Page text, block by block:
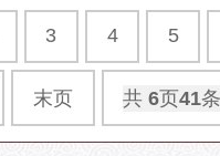
3 4 5
末页 共6页41条